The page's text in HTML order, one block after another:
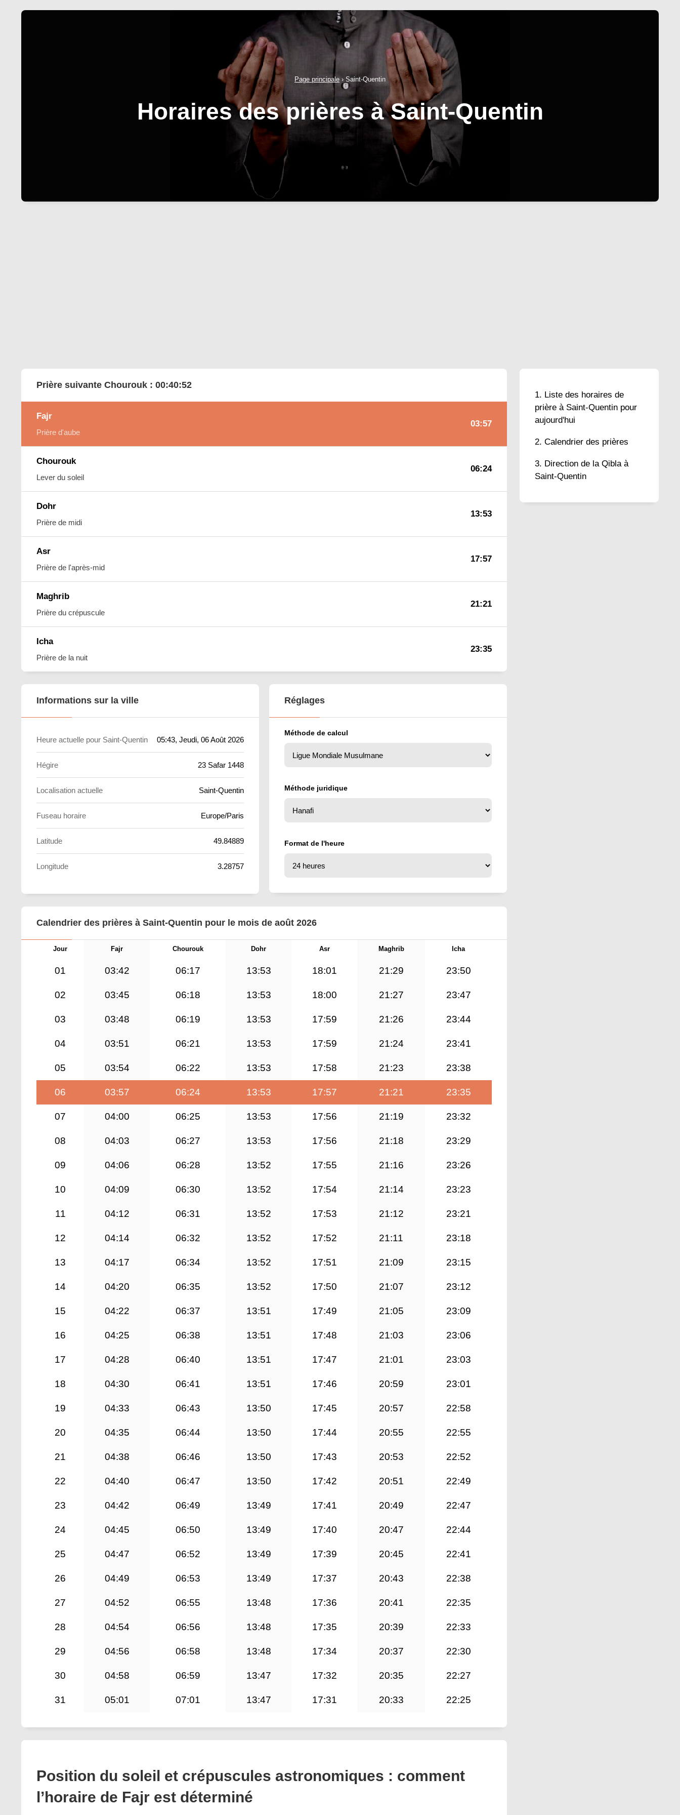
Page principale › Saint-Quentin
Horaires des prières à Saint-Quentin
Liste des horaires de
prière à Saint-Quentin pour
aujourd'hui
Calendrier des prières
Direction de la Qibla à
Saint-Quentin
Prière suivante Chourouk : 00:40:51
Fajr
Prière d'aube
03:57
Chourouk
Lever du soleil
06:24
Dohr
Prière de midi
13:53
Asr
Prière de l'après-mid
17:57
Maghrib
Prière du crépuscule
21:21
Icha
Prière de la nuit
23:35
Informations sur la ville
Heure actuelle pour Saint-Quentin 05:43, Jeudi, 06 Août 2026
Hégire 23 Safar 1448
Localisation actuelle Saint-Quentin
Fuseau horaire Europe/Paris
Latitude 49.84889
Longitude 3.28757
Réglages
Méthode de calcul
Méthode juridique
Format de l'heure
Calendrier des prières à Saint-Quentin pour le mois de août 2026
Jour Fajr Chourouk Dohr Asr Maghrib Icha
01 03:42 06:17 13:53 18:01 21:29 23:50
02 03:45 06:18 13:53 18:00 21:27 23:47
03 03:48 06:19 13:53 17:59 21:26 23:44
04 03:51 06:21 13:53 17:59 21:24 23:41
05 03:54 06:22 13:53 17:58 21:23 23:38
06 03:57 06:24 13:53 17:57 21:21 23:35
07 04:00 06:25 13:53 17:56 21:19 23:32
08 04:03 06:27 13:53 17:56 21:18 23:29
09 04:06 06:28 13:52 17:55 21:16 23:26
10 04:09 06:30 13:52 17:54 21:14 23:23
11 04:12 06:31 13:52 17:53 21:12 23:21
12 04:14 06:32 13:52 17:52 21:11 23:18
13 04:17 06:34 13:52 17:51 21:09 23:15
14 04:20 06:35 13:52 17:50 21:07 23:12
15 04:22 06:37 13:51 17:49 21:05 23:09
16 04:25 06:38 13:51 17:48 21:03 23:06
17 04:28 06:40 13:51 17:47 21:01 23:03
18 04:30 06:41 13:51 17:46 20:59 23:01
19 04:33 06:43 13:50 17:45 20:57 22:58
20 04:35 06:44 13:50 17:44 20:55 22:55
21 04:38 06:46 13:50 17:43 20:53 22:52
22 04:40 06:47 13:50 17:42 20:51 22:49
23 04:42 06:49 13:49 17:41 20:49 22:47
24 04:45 06:50 13:49 17:40 20:47 22:44
25 04:47 06:52 13:49 17:39 20:45 22:41
26 04:49 06:53 13:49 17:37 20:43 22:38
27 04:52 06:55 13:48 17:36 20:41 22:35
28 04:54 06:56 13:48 17:35 20:39 22:33
29 04:56 06:58 13:48 17:34 20:37 22:30
30 04:58 06:59 13:47 17:32 20:35 22:27
31 05:01 07:01 13:47 17:31 20:33 22:25
Position du soleil et crépuscules astronomiques : comment
l’horaire de Fajr est déterminé